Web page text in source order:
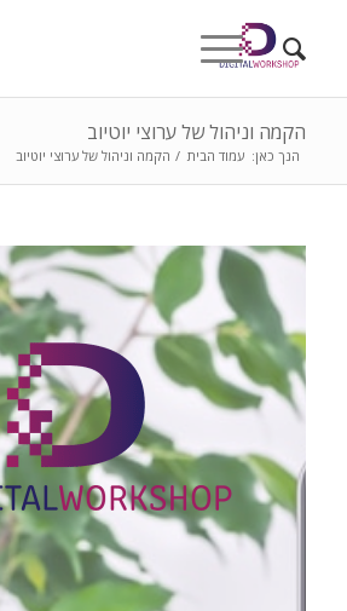
הקמה וניהול של ערוצי יוטיוב
הנך כאן: עמוד הבית / הקמה וניהול של ערוצי יוטיוב